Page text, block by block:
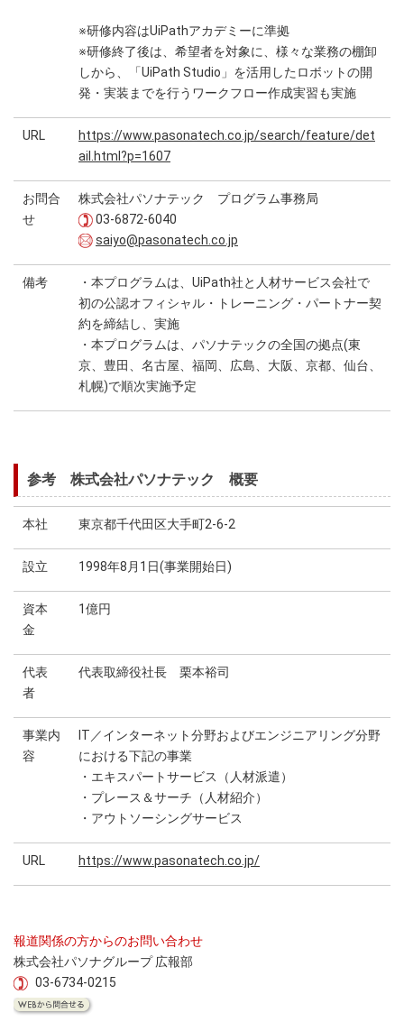
※研修内容はUiPathアカデミーに準拠
※研修終了後は、希望者を対象に、様々な業務の棚卸
しから、「UiPath Studio」を活用したロボットの開
発・実装までを行うワークフロー作成実習も実施
URL
https://www.pasonatech.co.jp/search/feature/det
ail.html?p=1607
お問合
せ
株式会社パソナテック プログラム事務局
03-6872-6040
saiyo@pasonatech.co.jp
備考
・本プログラムは、UiPath社と人材サービス会社で
初の公認オフィシャル・トレーニング・パートナー契
約を締結し、実施
・本プログラムは、パソナテックの全国の拠点(東
京、豊田、名古屋、福岡、広島、大阪、京都、仙台、
札幌)で順次実施予定
参考 株式会社パソナテック 概要
本社 東京都千代田区大手町2-6-2
設立 1998年8月1日(事業開始日)
資本
金
1億円
代表
者
代表取締役社長 栗本裕司
事業内
容
IT／インターネット分野およびエンジニアリング分野
における下記の事業
・エキスパートサービス（人材派遣）
・プレース＆サーチ（人材紹介）
・アウトソーシングサービス
URL https://www.pasonatech.co.jp/
報道関係の方からのお問い合わせ
株式会社パソナグループ 広報部
03-6734-0215